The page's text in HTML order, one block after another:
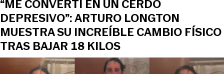
“ME CONVERTÍ EN UN CERDO
DEPRESIVO”: ARTURO LONGTON
MUESTRA SU INCREÍBLE CAMBIO FÍSICO
TRAS BAJAR 18 KILOS